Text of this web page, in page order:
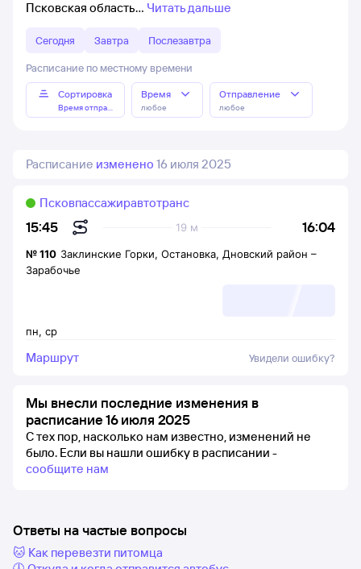
Псковская область
Читать дальше
Сегодня Завтра Послезавтра
Расписание по местному времени
Сортировка
Время отправления
Время
любое
Отправление
любое
Расписание изменено 16 июля 2025
15:45 16:04
19 м
Псковпассажиравтотранс
пн, ср
№110 Заклинские Горки, Остановка, Дновский район –
Зарабочье
Маршрут Увидели ошибку?
Мы внесли последние изменения в
расписание 16 июля 2025
С тех пор, насколько нам известно, изменений не
было. Если вы нашли ошибку в расписании -
сообщите нам
Ответы на частые вопросы
🐱 Как перевезти питомца